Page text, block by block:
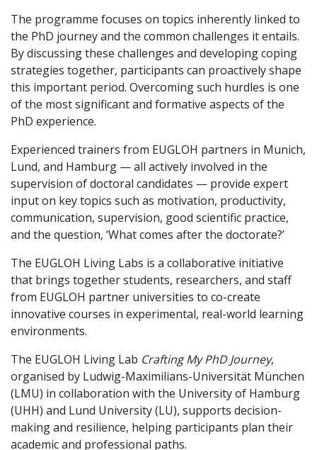
The programme focuses on topics inherently linked to
the PhD journey and the common challenges it entails.
By discussing these challenges and developing coping
strategies together, participants can proactively shape
this important period. Overcoming such hurdles is one
of the most significant and formative aspects of the
PhD experience.
Experienced trainers from EUGLOH partners in Munich,
Lund, and Hamburg — all actively involved in the
supervision of doctoral candidates — provide expert
input on key topics such as motivation, productivity,
communication, supervision, good scientific practice,
and the question, ‘What comes after the doctorate?’
The EUGLOH Living Labs is a collaborative initiative
that brings together students, researchers, and staff
from EUGLOH partner universities to co-create
innovative courses in experimental, real-world learning
environments.
The EUGLOH Living Lab Crafting My PhD Journey,
organised by Ludwig-Maximilians-Universität München
(LMU) in collaboration with the University of Hamburg
(UHH) and Lund University (LU), supports decision-
making and resilience, helping participants plan their
academic and professional paths.